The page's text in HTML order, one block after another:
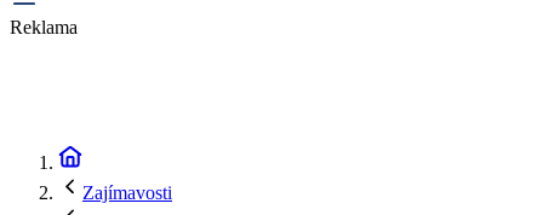
Reklama
Zajímavosti